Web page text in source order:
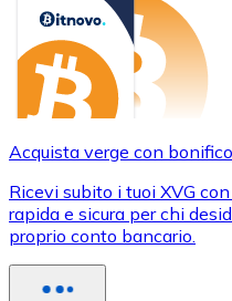
Acquista verge con
Ricevi subito i tuoi XVG
rapida e sicura per chi
proprio conto bancario.